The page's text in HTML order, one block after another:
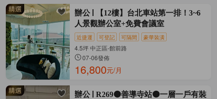
辦公
【12樓】台北車站第一排！3~6
人景觀辦公室+免費會議室
近捷運 可登記 可隔間 豪華裝潢
4.5坪 中正區-館前路
07-06發佈
16,800元/月
辦公
R269🟠善導寺站🟠一層一戶有裝